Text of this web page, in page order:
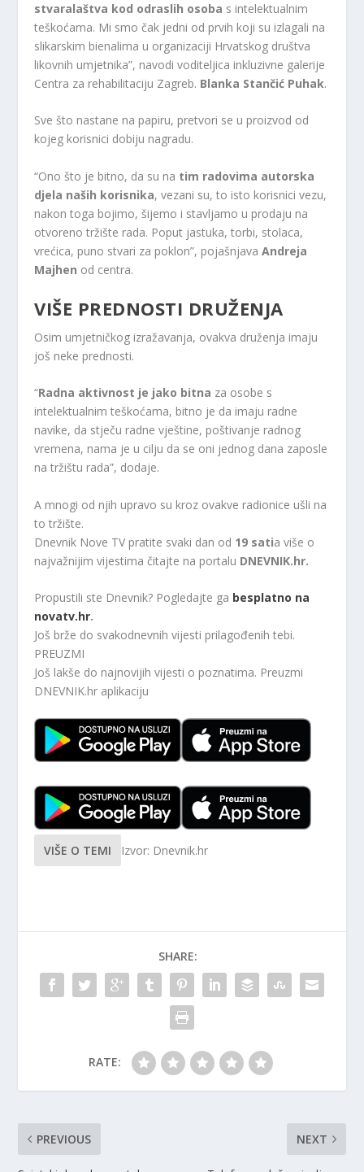
stvaralaštva kod odraslih osoba s intelektualnim
teškoćama. Mi smo čak jedni od prvih koji su izlagali na
slikarskim bienalima u organizaciji Hrvatskog društva
likovnih umjetnika”, navodi voditeljica inkluzivne galerije
Centra za rehabilitaciju Zagreb. Blanka Stančić Puhak.
Sve što nastane na papiru, pretvori se u proizvod od
kojeg korisnici dobiju nagradu.
“Ono što je bitno, da su na tim radovima autorska
djela naših korisnika, vezani su, to isto korisnici vezu,
nakon toga bojimo, šijemo i stavljamo u prodaju na
otvoreno tržište rada. Poput jastuka, torbi, stolaca,
vrećica, puno stvari za poklon”, pojašnjavaAndreja
Majhen od centra.
VIŠE PREDNOSTI DRUŽENJA
Osim umjetničkog izražavanja, ovakva druženja imaju
još neke prednosti.
“Radna aktivnost je jako bitna za osobe s
intelektualnim teškoćama, bitno je da imaju radne
navike, da stječu radne vještine, poštivanje radnog
vremena, nama je u cilju da se oni jednog dana zaposle
na tržištu rada”, dodaje.
A mnogi od njih upravo su kroz ovakve radionice ušli na
to tržište.
Dnevnik Nove TV pratite svaki dan od 19 satia više o
najvažnijim vijestima čitajte na portalu DNEVNIK.hr.
Propustili ste Dnevnik? Pogledajte ga besplatno na
novatv.hr.
Još brže do svakodnevnih vijesti prilagođenih tebi.
PREUZMI
Još lakše do najnovijih vijesti o poznatima. Preuzmi
DNEVNIK.hr aplikaciju
VIŠE O TEMI Izvor: Dnevnik.hr
SHARE:
RATE:
PREVIOUS NEXT